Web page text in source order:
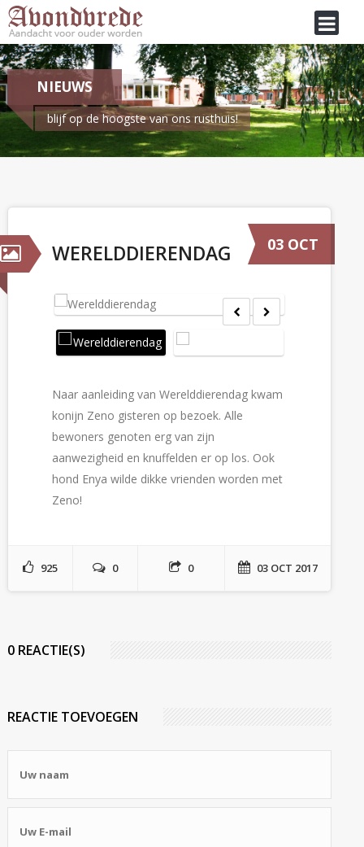
NIEUWS
blijf op de hoogste van ons rusthuis!
Werelddierendag
WERELDDIERENDAG 03 OCT
Naar aanleiding van Werelddierendag kwam
konijn Zeno gisteren op bezoek. Alle
bewoners genoten erg van zijn
aanwezigheid en knuffelden er op los. Ook
hond Enya wilde dikke vrienden worden met
Zeno!
925 0 0 03 OCT 2017
0 REACTIE(S)
REACTIE TOEVOEGEN